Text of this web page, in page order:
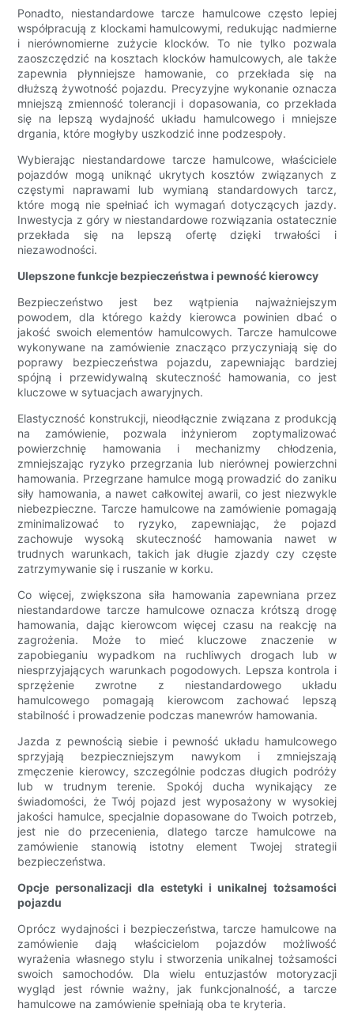
Ponadto, niestandardowe tarcze hamulcowe często lepiej
współpracują z klockami hamulcowymi, redukując nadmierne
i nierównomierne zużycie klocków. To nie tylko pozwala
zaoszczędzić na kosztach klocków hamulcowych, ale także
zapewnia płynniejsze hamowanie, co przekłada się na
dłuższą żywotność pojazdu. Precyzyjne wykonanie oznacza
mniejszą zmienność tolerancji i dopasowania, co przekłada
się na lepszą wydajność układu hamulcowego i mniejsze
drgania, które mogłyby uszkodzić inne podzespoły.
Wybierając niestandardowe tarcze hamulcowe, właściciele
pojazdów mogą uniknąć ukrytych kosztów związanych z
częstymi naprawami lub wymianą standardowych tarcz,
które mogą nie spełniać ich wymagań dotyczących jazdy.
Inwestycja z góry w niestandardowe rozwiązania ostatecznie
przekłada się na lepszą ofertę dzięki trwałości i
niezawodności.
Ulepszone funkcje bezpieczeństwa i pewność kierowcy
Bezpieczeństwo jest bez wątpienia najważniejszym
powodem, dla którego każdy kierowca powinien dbać o
jakość swoich elementów hamulcowych. Tarcze hamulcowe
wykonywane na zamówienie znacząco przyczyniają się do
poprawy bezpieczeństwa pojazdu, zapewniając bardziej
spójną i przewidywalną skuteczność hamowania, co jest
kluczowe w sytuacjach awaryjnych.
Elastyczność konstrukcji, nieodłącznie związana z produkcją
na zamówienie, pozwala inżynierom zoptymalizować
powierzchnię hamowania i mechanizmy chłodzenia,
zmniejszając ryzyko przegrzania lub nierównej powierzchni
hamowania. Przegrzane hamulce mogą prowadzić do zaniku
siły hamowania, a nawet całkowitej awarii, co jest niezwykle
niebezpieczne. Tarcze hamulcowe na zamówienie pomagają
zminimalizować to ryzyko, zapewniając, że pojazd
zachowuje wysoką skuteczność hamowania nawet w
trudnych warunkach, takich jak długie zjazdy czy częste
zatrzymywanie się i ruszanie w korku.
Co więcej, zwiększona siła hamowania zapewniana przez
niestandardowe tarcze hamulcowe oznacza krótszą drogę
hamowania, dając kierowcom więcej czasu na reakcję na
zagrożenia. Może to mieć kluczowe znaczenie w
zapobieganiu wypadkom na ruchliwych drogach lub w
niesprzyjających warunkach pogodowych. Lepsza kontrola i
sprzężenie zwrotne z niestandardowego układu
hamulcowego pomagają kierowcom zachować lepszą
stabilność i prowadzenie podczas manewrów hamowania.
Jazda z pewnością siebie i pewność układu hamulcowego
sprzyjają bezpieczniejszym nawykom i zmniejszają
zmęczenie kierowcy, szczególnie podczas długich podróży
lub w trudnym terenie. Spokój ducha wynikający ze
świadomości, że Twój pojazd jest wyposażony w wysokiej
jakości hamulce, specjalnie dopasowane do Twoich potrzeb,
jest nie do przecenienia, dlatego tarcze hamulcowe na
zamówienie stanowią istotny element Twojej strategii
bezpieczeństwa.
Opcje personalizacji dla estetyki i unikalnej tożsamości
pojazdu
Oprócz wydajności i bezpieczeństwa, tarcze hamulcowe na
zamówienie dają właścicielom pojazdów możliwość
wyrażenia własnego stylu i stworzenia unikalnej tożsamości
swoich samochodów. Dla wielu entuzjastów motoryzacji
wygląd jest równie ważny, jak funkcjonalność, a tarcze
hamulcowe na zamówienie spełniają oba te kryteria.